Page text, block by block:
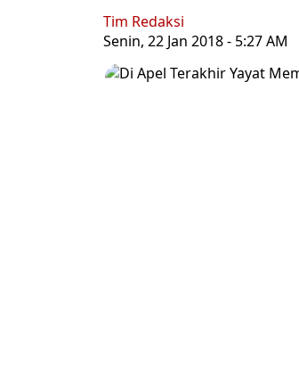
Tim Redaksi
Senin, 22 Jan 2018 - 5:27 AM